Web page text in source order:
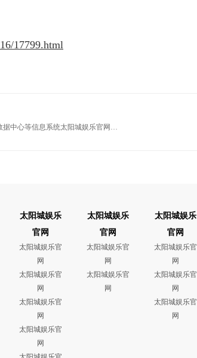
17799.html
中心等信息系统太阳城娱乐官网磋
太阳城娱乐
官网
太阳城娱乐官
网
太阳城娱乐官
网
太阳城娱乐官
网
太阳城娱乐官
网
太阳城娱乐
官网
太阳城娱乐官
网
太阳城娱乐官
网
太阳城娱乐
官网
太阳城娱乐官
网
太阳城娱乐官
网
太阳城娱乐官
网